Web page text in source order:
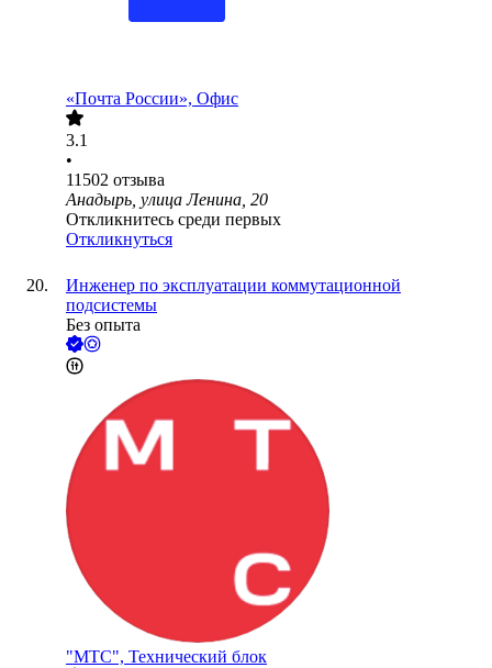
«Почта России», Офис
3.1
•
11502 отзыва
Анадырь, улица Ленина, 20
Откликнитесь среди первых
Откликнуться
Инженер по эксплуатации коммутационной
подсистемы
Без опыта
"МТС", Технический блок